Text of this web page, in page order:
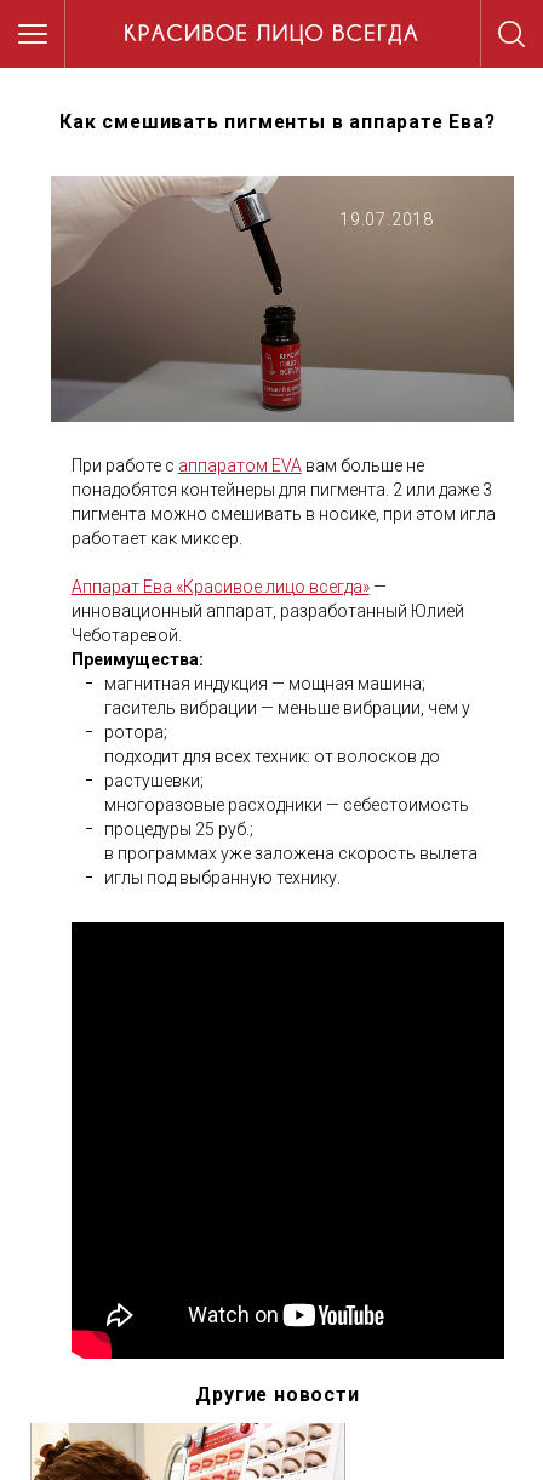
Как смешивать пигменты в аппарате Ева?
19.07.2018
При работе с аппаратом EVAвам больше не
понадобятся контейнеры для пигмента. 2 или даже 3
пигмента можно смешивать в носике, при этом игла
работает как миксер.
Аппарат Ева «Красивое лицо всегда»—
инновационный аппарат, разработанный Юлией
Чеботаревой.
Преимущества:
магнитная индукция — мощная машина;
гаситель вибрации — меньше вибрации, чем у
ротора;
подходит для всех техник: от волосков до
растушевки;
многоразовые расходники — себестоимость
процедуры 25 руб.;
в программах уже заложена скорость вылета
иглы под выбранную технику.
Другие новости